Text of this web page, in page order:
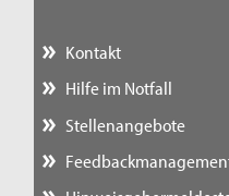
Kontakt
Hilfe im Notfall
Stellenangebote